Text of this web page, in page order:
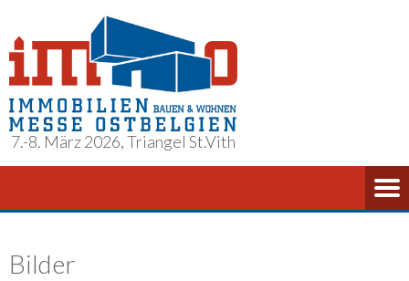
7.-8. März 2026, Triangel St.Vith
Bilder